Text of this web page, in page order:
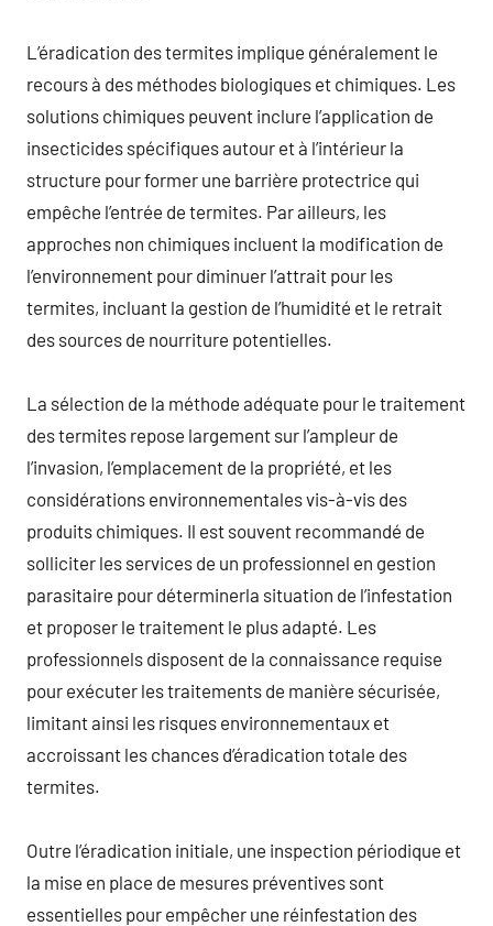
L’éradication des termites implique généralement le
recours à des méthodes biologiques et chimiques. Les
solutions chimiques peuvent inclure l’application de
insecticides spécifiques autour et à l’intérieur la
structure pour former une barrière protectrice qui
empêche l’entrée de termites. Par ailleurs, les
approches non chimiques incluent la modification de
l’environnement pour diminuer l’attrait pour les
termites, incluant la gestion de l’humidité et le retrait
des sources de nourriture potentielles.
La sélection de la méthode adéquate pour le traitement
des termites repose largement sur l’ampleur de
l’invasion, l’emplacement de la propriété, et les
considérations environnementales vis-à-vis des
produits chimiques. Il est souvent recommandé de
solliciter les services de un professionnel en gestion
parasitaire pour déterminerla situation de l’infestation
et proposer le traitement le plus adapté. Les
professionnels disposent de la connaissance requise
pour exécuter les traitements de manière sécurisée,
limitant ainsi les risques environnementaux et
accroissant les chances d’éradication totale des
termites.
Outre l’éradication initiale, une inspection périodique et
la mise en place de mesures préventives sont
essentielles pour empêcher une réinfestation des